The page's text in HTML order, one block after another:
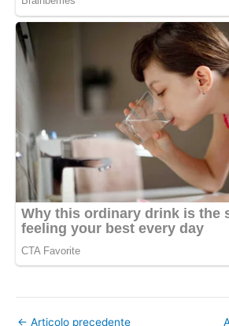
← Articolo precedente